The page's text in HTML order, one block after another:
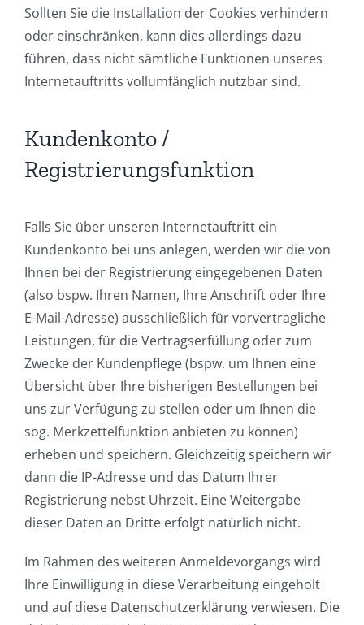
Sollten Sie die Installation der Cookies verhindern
oder einschränken, kann dies allerdings dazu
führen, dass nicht sämtliche Funktionen unseres
Internetauftritts vollumfänglich nutzbar sind.
Kundenkonto /
Registrierungsfunktion
Falls Sie über unseren Internetauftritt ein
Kundenkonto bei uns anlegen, werden wir die von
Ihnen bei der Registrierung eingegebenen Daten
(also bspw. Ihren Namen, Ihre Anschrift oder Ihre
E-Mail-Adresse) ausschließlich für vorvertragliche
Leistungen, für die Vertragserfüllung oder zum
Zwecke der Kundenpflege (bspw. um Ihnen eine
Übersicht über Ihre bisherigen Bestellungen bei
uns zur Verfügung zu stellen oder um Ihnen die
sog. Merkzettelfunktion anbieten zu können)
erheben und speichern. Gleichzeitig speichern wir
dann die IP-Adresse und das Datum Ihrer
Registrierung nebst Uhrzeit. Eine Weitergabe
dieser Daten an Dritte erfolgt natürlich nicht.
Im Rahmen des weiteren Anmeldevorgangs wird
Ihre Einwilligung in diese Verarbeitung eingeholt
und auf diese Datenschutzerklärung verwiesen. Die